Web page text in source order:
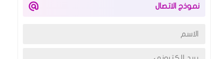
نموذج الاتصال